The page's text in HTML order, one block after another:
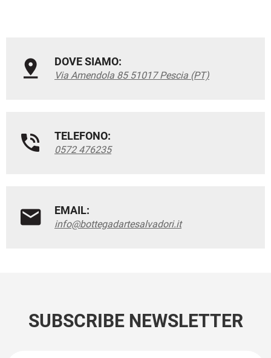
DOVE SIAMO:
Via Amendola 85 51017 Pescia (PT)
TELEFONO:
0572 476235
EMAIL:
info@bottegadartesalvadori.it
SUBSCRIBE NEWSLETTER